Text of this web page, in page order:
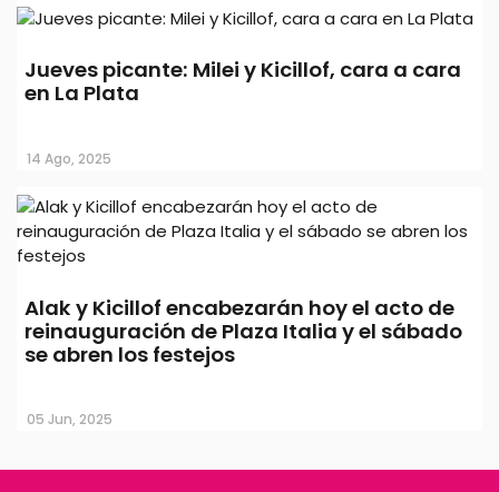
Jueves picante: Milei y Kicillof, cara a cara
en La Plata
14 Ago, 2025
Alak y Kicillof encabezarán hoy el acto de
reinauguración de Plaza Italia y el sábado
se abren los festejos
05 Jun, 2025